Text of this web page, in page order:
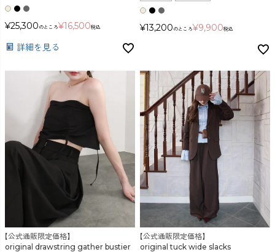
¥25,300 のところ¥16,500税込
詳細を見る
¥13,200 のところ¥9,900税込
【公式通販限定価格】
original drawstring gather bustier
【公式通販限定価格】
original tuck wide slacks